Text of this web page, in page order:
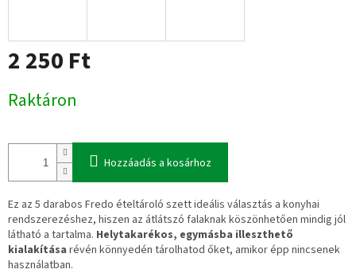
2 250 Ft
Raktáron
Hozzáadás a kosárhoz
Ez az 5 darabos Fredo ételtároló szett ideális választás a konyhai
rendszerezéshez, hiszen az átlátszó falaknak köszönhetően mindig jól
látható a tartalma. Helytakarékos, egymásba illeszthető
kialakítása révén könnyedén tárolhatod őket, amikor épp nincsenek
használatban.